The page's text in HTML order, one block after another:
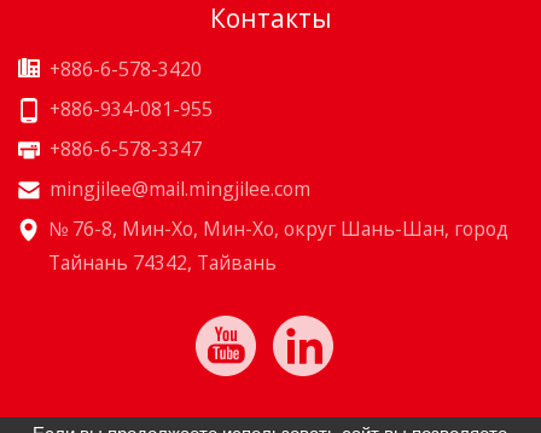
Контакты
+886-6-578-3420
+886-934-081-955
+886-6-578-3347
mingjilee@mail.mingjilee.com
№ 76-8, Мин-Хо, Мин-Хо, округ Шань-Шан, город
Тайнань 74342, Тайвань